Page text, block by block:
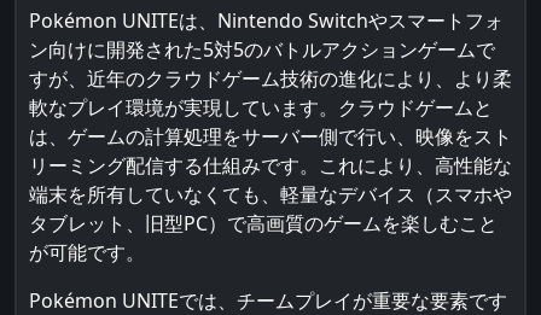
Pokémon UNITEは、Nintendo Switchやスマートフォ
ン向けに開発された5対5のバトルアクションゲームで
すが、近年のクラウドゲーム技術の進化により、より柔
軟なプレイ環境が実現しています。クラウドゲームと
は、ゲームの計算処理をサーバー側で行い、映像をスト
リーミング配信する仕組みです。これにより、高性能な
端末を所有していなくても、軽量なデバイス（スマホや
タブレット、旧型PC）で高画質のゲームを楽しむこと
が可能です。
Pokémon UNITEでは、チームプレイが重要な要素です